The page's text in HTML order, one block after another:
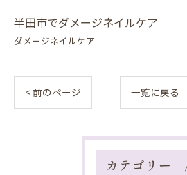
半田市でダメージネイルケア
ダメージネイルケア
< 前のページ 一覧に戻る
カテゴリー